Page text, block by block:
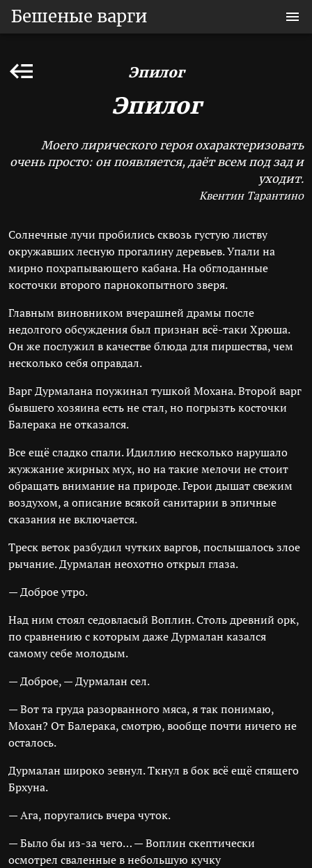
Бешеные варги
Эпилог
Эпилог
Моего лирического героя охарактеризовать
очень просто: он появляется, даёт всем под зад и
уходит.
Квентин Тарантино
Солнечные лучи пробились сквозь густую листву
окружавших лесную прогалину деревьев. Упали на
мирно похрапывающего кабана. На обглоданные
косточки второго парнокопытного зверя.
Главным виновником вчерашней драмы после
недолгого обсуждения был признан всё-таки Хрюша.
Он же послужил в качестве блюда для пиршества, чем
несколько себя оправдал.
Варг Дурмалана поужинал тушкой Мохана. Второй варг
бывшего хозяина есть не стал, но погрызть косточки
Балерака не отказался.
Все ещё сладко спали. Идиллию несколько нарушало
жужжание жирных мух, но на такие мелочи не стоит
обращать внимание на природе. Герои дышат свежим
воздухом, а описание всякой санитарии в эпичные
сказания не включается.
Треск веток разбудил чутких варгов, послышалось злое
рычание. Дурмалан неохотно открыл глаза.
— Доброе утро.
Над ним стоял седовласый Воплин. Столь древний орк,
по сравнению с которым даже Дурмалан казался
самому себе молодым.
— Доброе, — Дурмалан сел.
— Вот та груда разорванного мяса, я так понимаю,
Мохан? От Балерака, смотрю, вообще почти ничего не
осталось.
Дурмалан широко зевнул. Ткнул в бок всё ещё спящего
Брхуна.
— Ага, поругались вчера чуток.
— Было бы из-за чего… — Воплин скептически
осмотрел сваленные в небольшую кучку